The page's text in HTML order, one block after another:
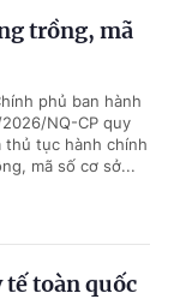
trồng, mã
phủ ban hành
NQ-CP quy
thủ tục hành chính
mã số cơ sở...
tế toàn quốc